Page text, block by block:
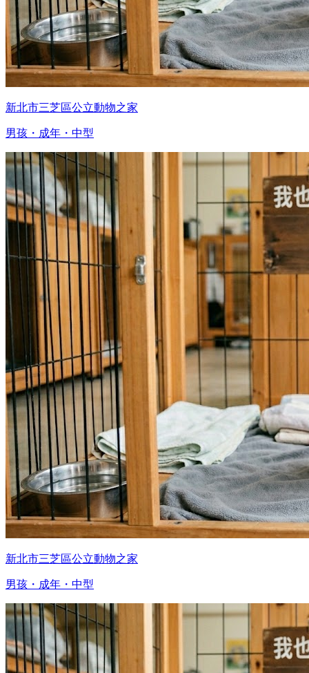
新北市三芝區公立動物之家
男孩・成年・中型
新北市三芝區公立動物之家
男孩・成年・中型